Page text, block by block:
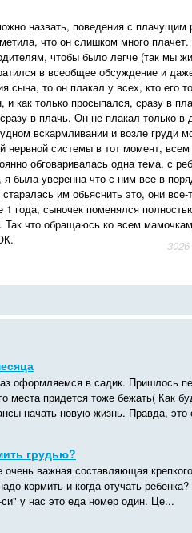
назвать, поведения с плачущим
что он слишком много плачет.
чтобы было легче (так мы
в всеобщее обсуждение и
сына, то он плакал у всех, кто его
как только просыпался, сразу в
в плачь. Он не плакал только в
вскармливании и возле груди
системы в тот момент, всем
обговаривалась одна тема, с
была уверенна что с ним все в
им обьяснить это, они все-
1 года, сыночек поменялся
Так что обращаюсь ко всем
оформляемся в садик. Пришлось
места придется тоже бежать( Как
начать новую жизнь. Правда, это
грудью?
очень важная составляющая
кормить и когда отучать
си" у нас это еда номер один. Це...